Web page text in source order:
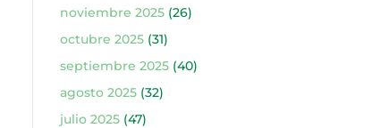
noviembre 2025(26)
octubre 2025(31)
septiembre 2025(40)
agosto 2025(32)
julio 2025(47)